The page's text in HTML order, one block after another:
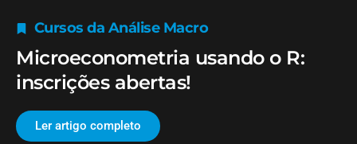
Cursos da Análise Macro
Microeconometria usando o R:
inscrições abertas!
Ler artigo completo